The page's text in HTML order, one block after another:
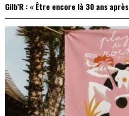
Gilb’R : « Être encore là 30 ans